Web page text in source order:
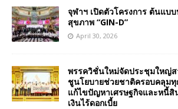
จุฬาฯ เปิดตัวโครงการ ต้นแบ
สุขภาพ “GIN-D”
April 30, 2026
พรรควิชั่นใหม่จัดประชุมใหญ่
ชูนโยบายช่วยชาติครอบคลุมทุ
แก้ไขปัญหาเศรษฐกิจและหนี้
เงินไร้ดอกเบี้ย